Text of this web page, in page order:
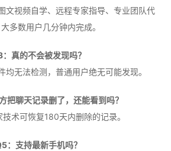
文视频自学、远程专家指导、专业团队代
多数用户几分钟内完成。
：真的不会被发现吗？
均无法检测，普通用户绝无可能发现。
把聊天记录删了，还能看到吗？
术可恢复180天内删除的记录。
：支持最新手机吗？